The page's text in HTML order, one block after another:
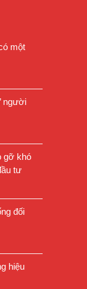
một
người
gỡ khó
tư
đối
hiệu